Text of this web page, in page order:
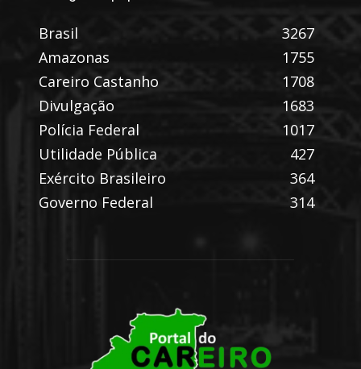
Brasil
3267
Amazonas
1755
Careiro Castanho
1708
Divulgação
1683
Polícia Federal
1017
Utilidade Pública
427
Exército Brasileiro
364
Governo Federal
314